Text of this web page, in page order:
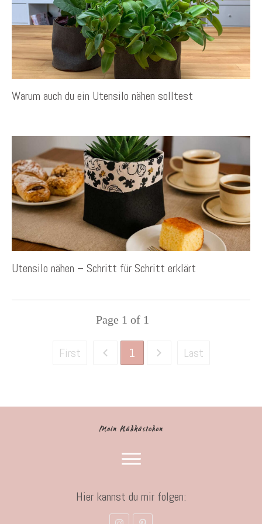
Warum auch du ein Utensilo nähen solltest
Utensilo nähen – Schritt für Schritt erklärt
Page 1 of 1
First 1 Last
Hier kannst du mir folgen: